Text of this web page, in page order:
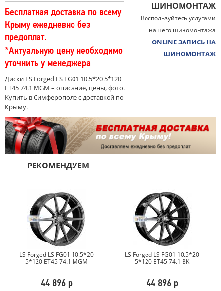
Бесплатная доставка по всему
Крыму ежедневно без
предоплат.
*Актуальную цену необходимо
уточнить у менеджера
Диски LS Forged LS FG01 10.5*20 5*120
ET45 74.1 MGM – описание, цены, фото.
Купить в Симферополе с доставкой по
Крыму.
ШИНОМОНТАЖ
Воспользуйтесь услугами
нашего шиномонтажа
ONLINE ЗАПИСЬ НА
ШИНОМОНТАЖ
РЕКОМЕНДУЕМ
LS Forged LS FG01 10.5*20
5*120 ET45 74.1 MGM
44 896 р
LS Forged LS FG01 10.5*20
5*120 ET45 74.1 BK
44 896 р